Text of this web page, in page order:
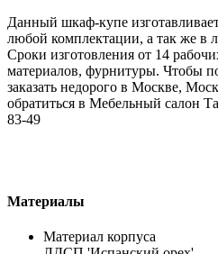
Данный шкаф-купе
любой комплектации, а так же в
Сроки изготовления от 14
материалов, фурнитуры. Чтобы
заказать недорого в Москве,
обратиться в Мебельный салон
83-49
Материалы
Материал корпуса